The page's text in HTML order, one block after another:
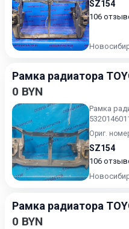
SZ154
106
Рамка радиатора
0 BYN
Рамка
Ориг.
SZ154
106
Рамка радиатора
0 BYN